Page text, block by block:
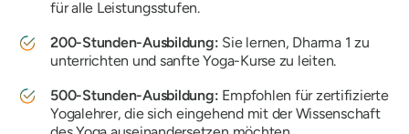
für alle Leistungsstufen.
200-Stunden-Ausbildung: Sie lernen, Dharma 1 zu
unterrichten und sanfte Yoga-Kurse zu leiten.
500-Stunden-Ausbildung: Empfohlen für zertifizierte
Yogalehrer, die sich eingehend mit der Wissenschaft